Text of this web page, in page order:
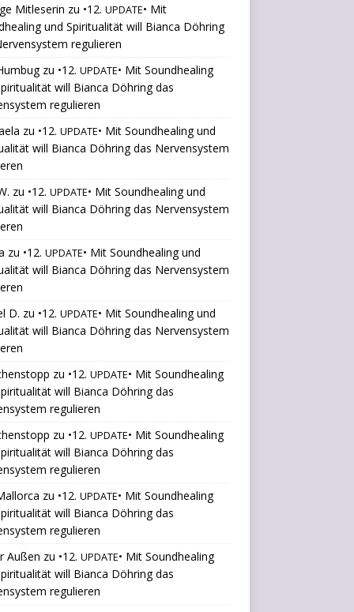
Mitleserin zu •12. UPDATE• Mit
und Spiritualität will Bianca Döhring
regulieren
zu •12. UPDATE• Mit Soundhealing
will Bianca Döhring das
regulieren
zu •12. UPDATE• Mit Soundhealing und
will Bianca Döhring das Nervensystem
zu •12. UPDATE• Mit Soundhealing und
will Bianca Döhring das Nervensystem
zu •12. UPDATE• Mit Soundhealing und
will Bianca Döhring das Nervensystem
D. zu •12. UPDATE• Mit Soundhealing und
will Bianca Döhring das Nervensystem
zu •12. UPDATE• Mit Soundhealing
will Bianca Döhring das
regulieren
zu •12. UPDATE• Mit Soundhealing
will Bianca Döhring das
regulieren
zu •12. UPDATE• Mit Soundhealing
will Bianca Döhring das
regulieren
Außen zu •12. UPDATE• Mit Soundhealing
will Bianca Döhring das
regulieren